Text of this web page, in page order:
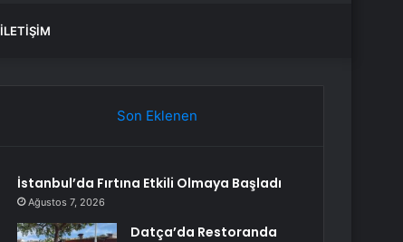
İLETIŞIM
Son Eklenen
İstanbul’da Fırtına Etkili Olmaya Başladı
Ağustos 7, 2026
Datça’da Restoranda